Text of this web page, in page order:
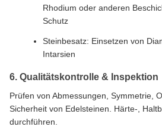
Rhodium oder anderen
Schutz
Steinbesatz: Einsetzen von
Intarsien
6. Qualitätskontrolle & Inspektion
Prüfen von Abmessungen, Symmetrie,
Sicherheit von Edelsteinen. Härte-,
durchführen.